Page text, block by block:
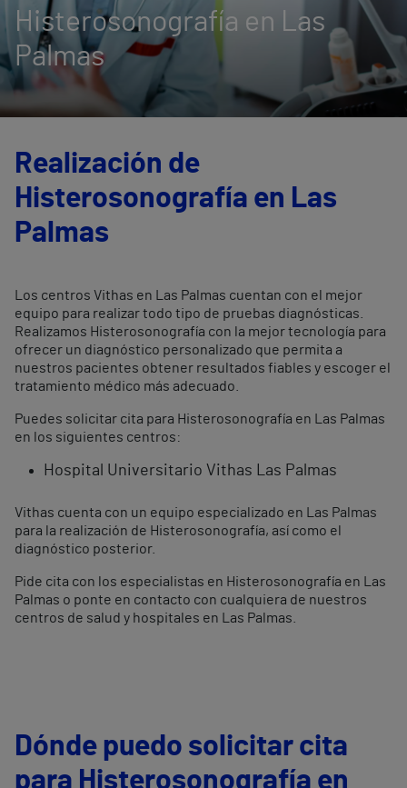
Histerosonografía en Las
Palmas
Realización de
Histerosonografía en Las
Palmas
Los centros Vithas en Las Palmas cuentan con el mejor
equipo para realizar todo tipo de pruebas diagnósticas.
Realizamos Histerosonografía con la mejor tecnología para
ofrecer un diagnóstico personalizado que permita a
nuestros pacientes obtener resultados fiables y escoger el
tratamiento médico más adecuado.
Puedes solicitar cita para Histerosonografía en Las Palmas
en los siguientes centros:
Hospital Universitario Vithas Las Palmas
Vithas cuenta con un equipo especializado en Las Palmas
para la realización de Histerosonografía, así como el
diagnóstico posterior.
Pide cita con los especialistas en Histerosonografía en Las
Palmas o ponte en contacto con cualquiera de nuestros
centros de salud y hospitales en Las Palmas.
Dónde puedo solicitar cita
para Histerosonografía en